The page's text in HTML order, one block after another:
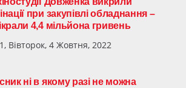
при закупівлі обладнання –
4,4 мільйона гривень
Вівторок, 4 Жовтня, 2022
ні в якому разі не можна